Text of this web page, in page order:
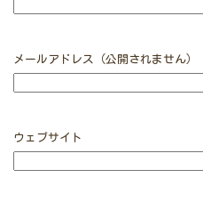
メールアドレス（公開されません）
ウェブサイト